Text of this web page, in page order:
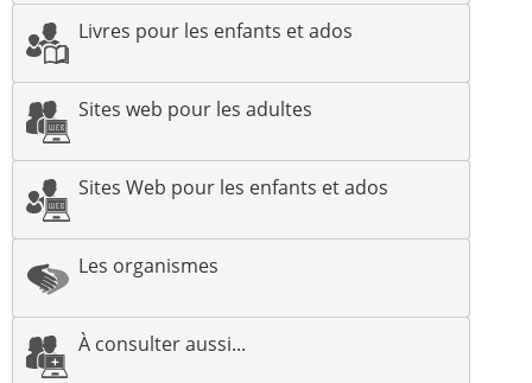
Livres pour les enfants et ados
Sites web pour les adultes
Sites Web pour les enfants et ados
Les organismes
À consulter aussi...